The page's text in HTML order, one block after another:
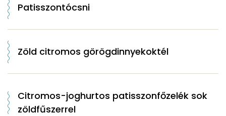
Patisszontócsni
Zöld citromos görögdinnyekoktél
Citromos-joghurtos patisszonfőzelék sok
zöldfűszerrel